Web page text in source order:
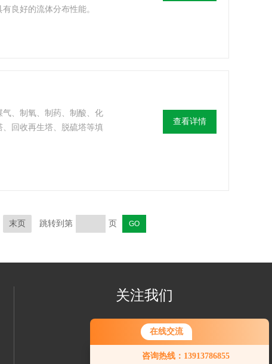
在线交流
咨询热线：13913786855
良好的流体分布性能。
、制氧、制药、制酸、化
回收再生塔、脱硫塔等填
查看详情
末页 跳转到第 页
关注我们